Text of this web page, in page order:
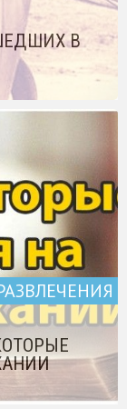
В